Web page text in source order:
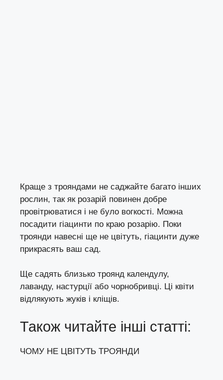
Краще з трояндами не саджайте багато інших
рослин, так як розарій повинен добре
провітрюватися і не було вогкості. Можна
посадити гіацинти по краю розарію. Поки
троянди навесні ще не цвітуть, гіацинти дуже
прикрасять ваш сад.
Ще садять близько троянд календулу,
лаванду, настурції або чорнобривці. Ці квіти
відлякують жуків і кліщів.
Також читайте інші статті:
ЧОМУ НЕ ЦВІТУТЬ ТРОЯНДИ